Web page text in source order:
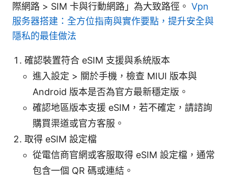
際網路 > SIM 卡與行動網路」為大致路徑。 Vpn
服务器搭建：全方位指南與實作要點，提升安全與
隱私的最佳做法
確認裝置符合 eSIM 支援與系統版本
進入設定 > 關於手機，檢查 MIUI 版本與
Android 版本是否為官方最新穩定版。
確認地區版本支援 eSIM，若不確定，請諮詢
購買渠道或官方客服。
取得 eSIM 設定檔
從電信商官網或客服取得 eSIM 設定檔，通常
包含一個 QR 碼或連結。